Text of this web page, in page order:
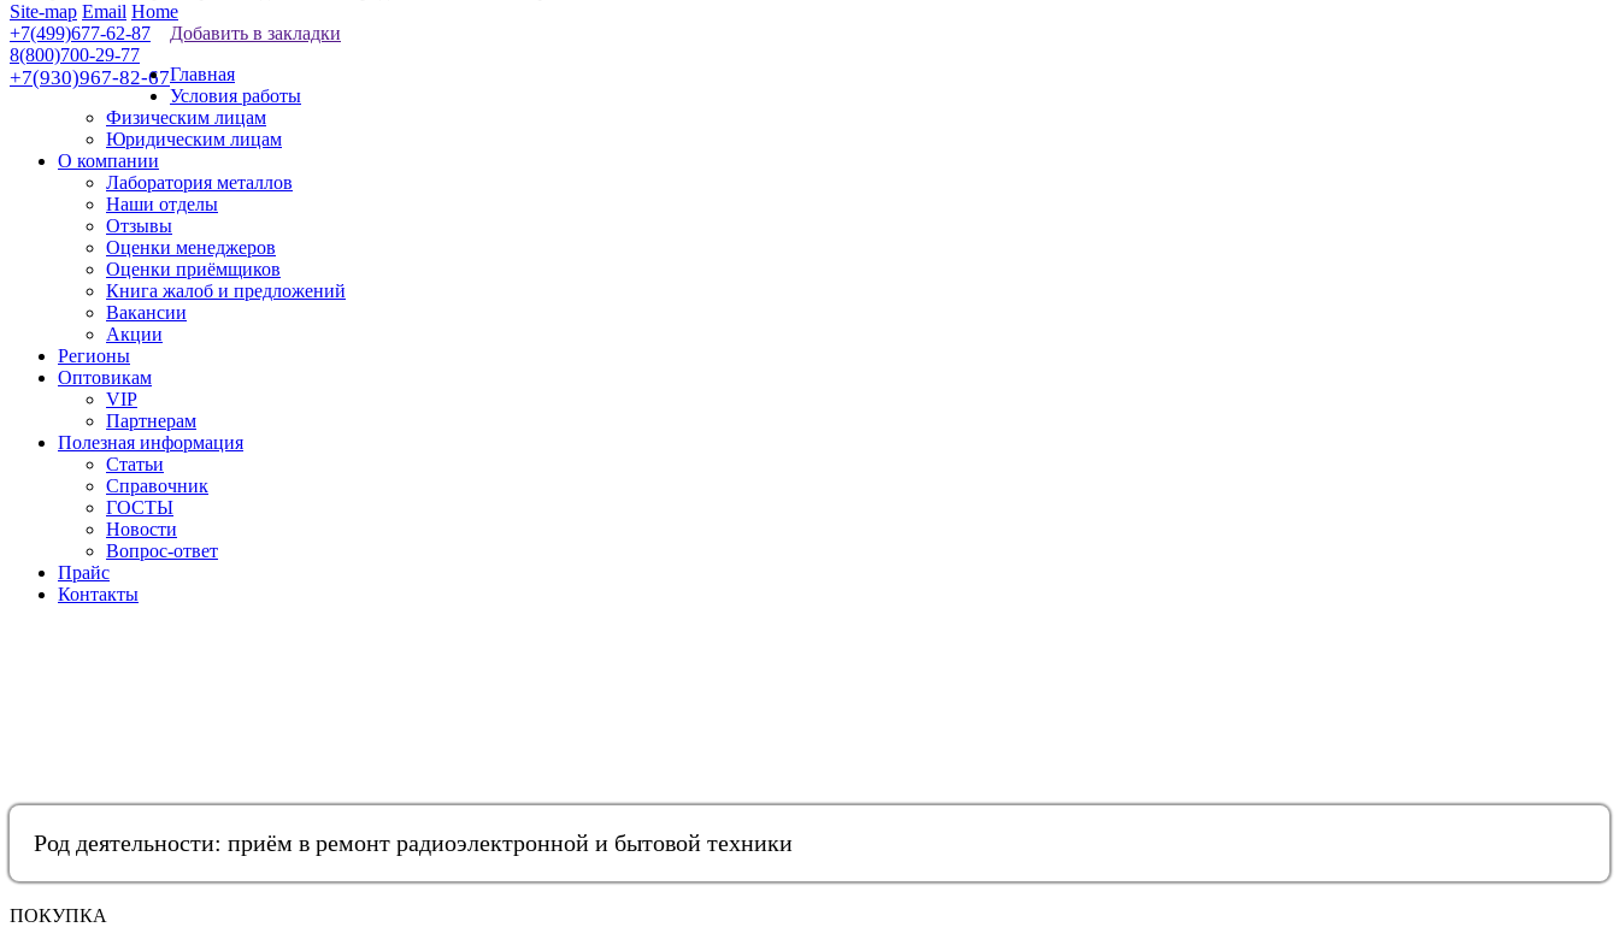
Site-map Email Home
+7(499)677-62-87
8(800)700-29-77
+7(930)967-82-67
Добавить в закладки
Главная
Условия работы
Физическим лицам
Юридическим лицам
О компании
Лаборатория металлов
Наши отделы
Отзывы
Оценки менеджеров
Оценки приёмщиков
Книга жалоб и предложений
Вакансии
Акции
Регионы
Оптовикам
VIP
Партнерам
Полезная информация
Статьи
Справочник
ГОСТЫ
Новости
Вопрос-ответ
Прайс
Контакты
Род деятельности: приём в ремонт радиоэлектронной и бытовой техники
ПОКУПКА